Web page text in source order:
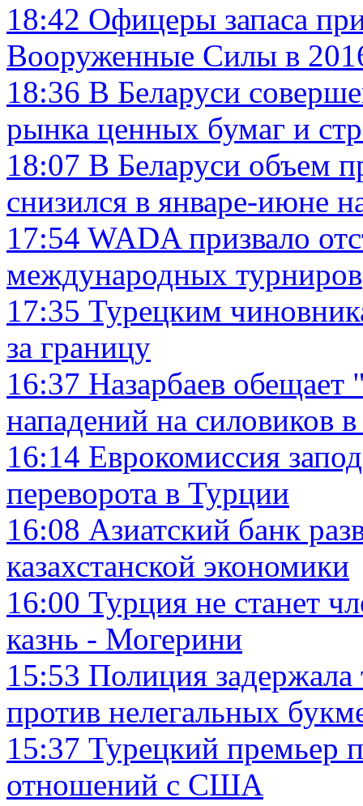
18:42 Офицеры запаса
Вооруженные Силы в
18:36 В Беларуси
рынка ценных бумаг и
18:07 В Беларуси объем
снизился в январе-июне
17:54 WADA призвало
международных турниров
17:35 Турецким
за границу
16:37 Назарбаев
нападений на силовиков
16:14 Еврокомиссия
переворота в Турции
16:08 Азиатский банк
казахстанской экономики
16:00 Турция не станет
казнь - Могерини
15:53 Полиция задержала
против нелегальных
15:37 Турецкий премьер
отношений с США